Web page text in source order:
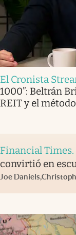
El Cronista
1000”: Beltrán
REIT y el
Financial Times.
convirtió en
Joe Daniels,